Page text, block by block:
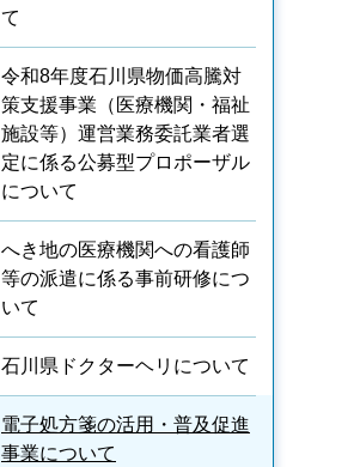
て
令和8年度石川県物価高騰対
策支援事業（医療機関・福祉
施設等）運営業務委託業者選
定に係る公募型プロポーザル
について
へき地の医療機関への看護師
等の派遣に係る事前研修につ
いて
石川県ドクターヘリについて
電子処方箋の活用・普及促進
事業について